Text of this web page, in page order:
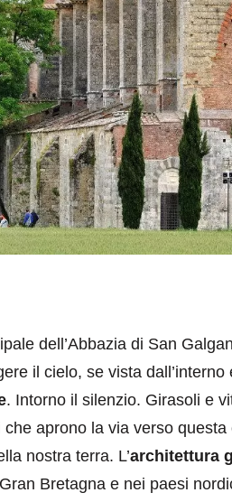
dell’Abbazia di San
il cielo, se vista dall’interno
. Intorno il silenzio. Girasoli e
aprono la via verso
nostra terra. L’architettura
Bretagna e nei paesi